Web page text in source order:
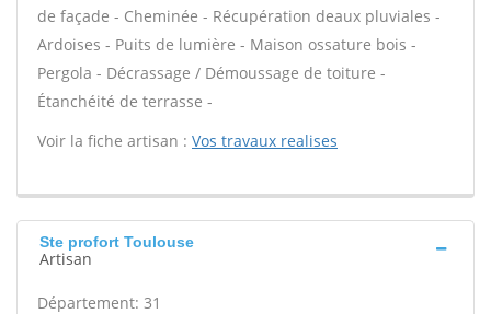
de façade - Cheminée - Récupération deaux pluviales -
Ardoises - Puits de lumière - Maison ossature bois -
Pergola - Décrassage / Démoussage de toiture -
Étanchéité de terrasse -
Voir la fiche artisan : Vos travaux realises
Ste profort Toulouse
Artisan
Département: 31